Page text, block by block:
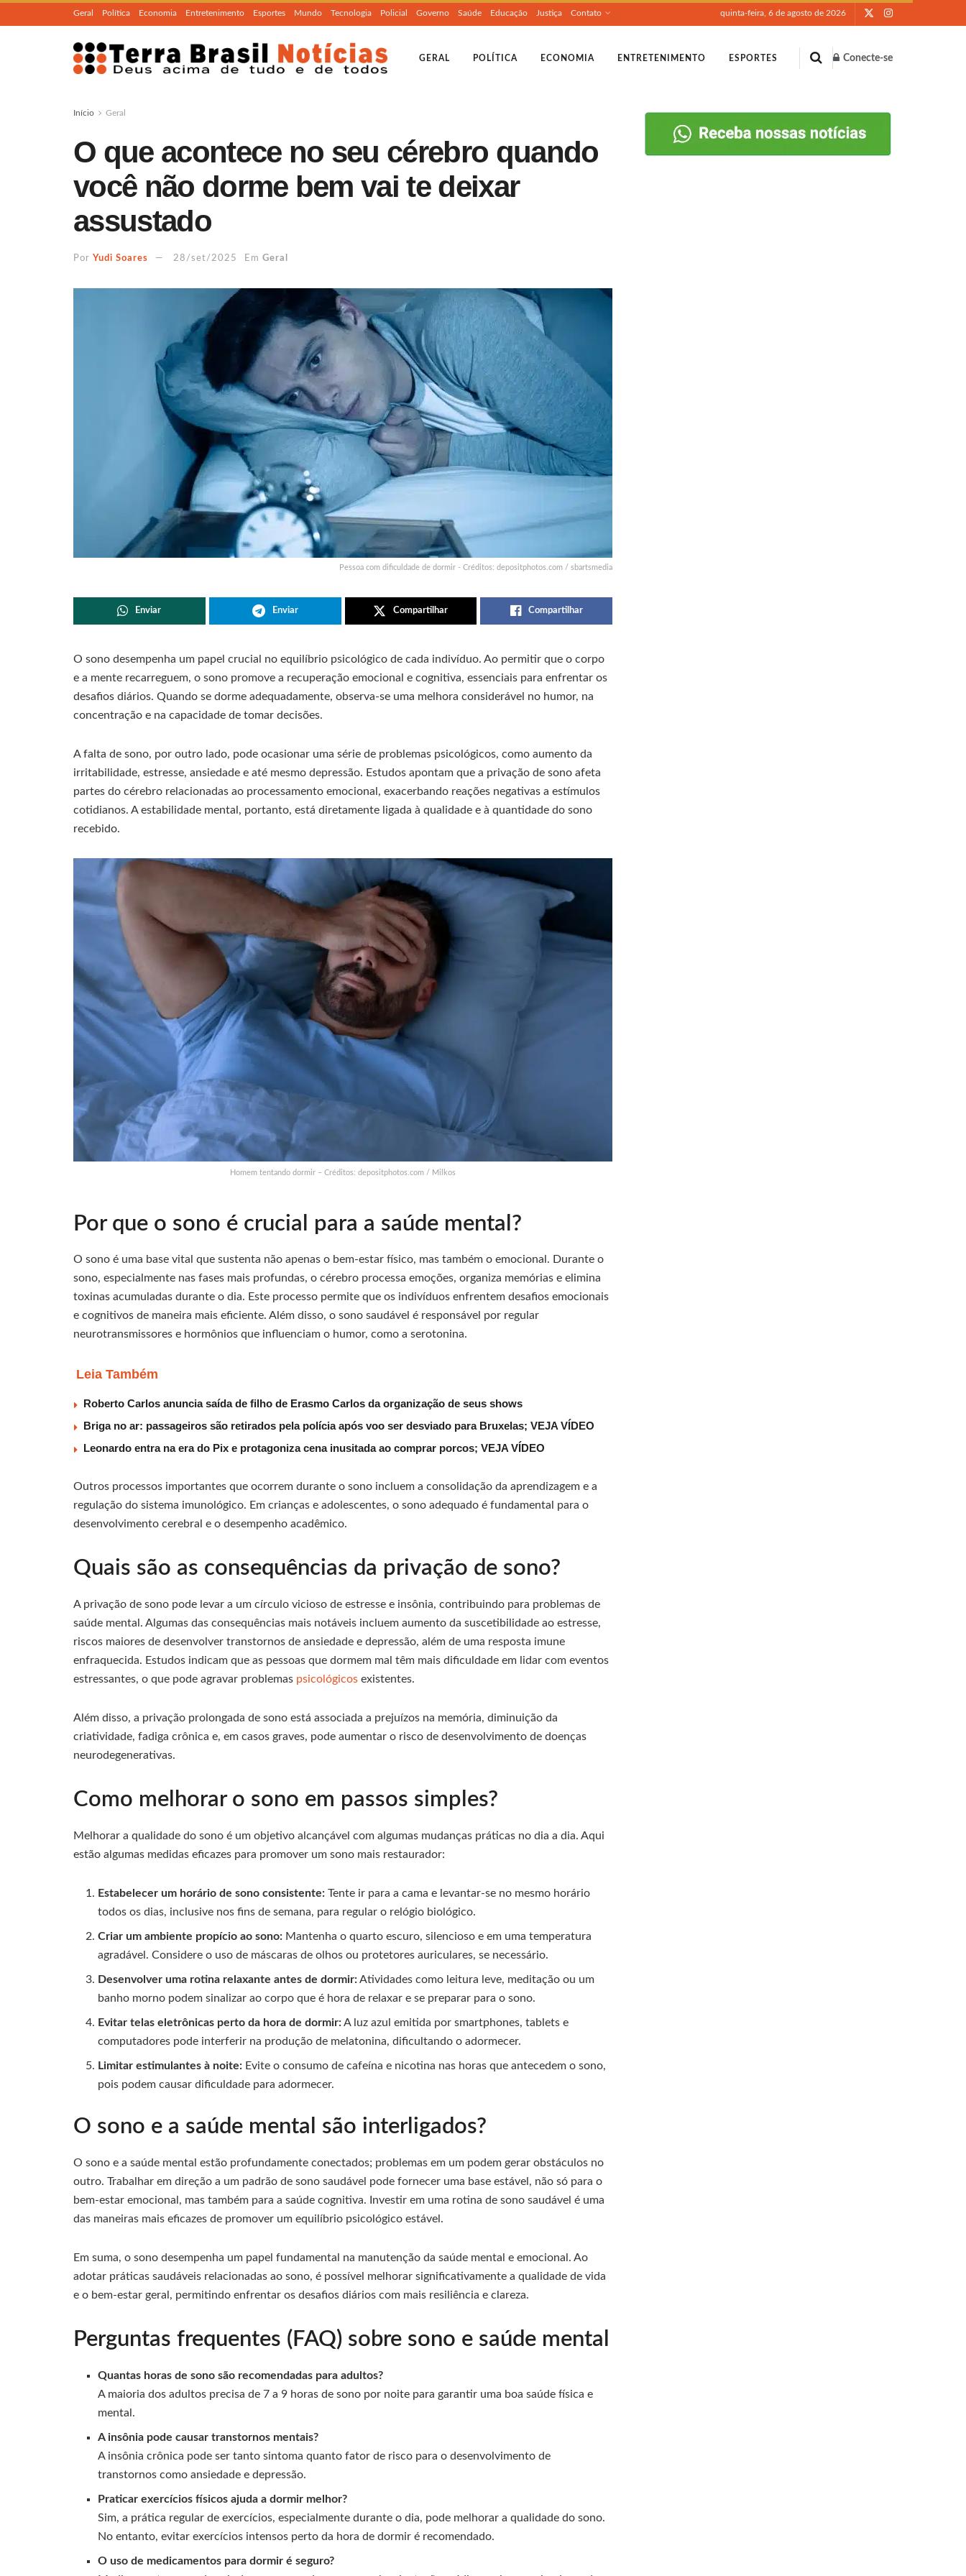
Geral Política Economia Entretenimento Esportes Mundo Tecnologia Policial Governo Saúde Educação Justiça Contato quinta-feira, 6 de agosto de 2026
GERAL POLÍTICA ECONOMIA ENTRETENIMENTO ESPORTES Conecte-se
Início Geral
O que acontece no seu cérebro quando
você não dorme bem vai te deixar
assustado
Por Yudi Soares 28/set/2025 Em Geral
Pessoa com dificuldade de dormir - Créditos: depositphotos.com / sbartsmedia
Enviar Enviar Compartilhar Compartilhar
O sono desempenha um papel crucial no equilíbrio psicológico de cada indivíduo. Ao permitir que o corpo
e a mente recarreguem, o sono promove a recuperação emocional e cognitiva, essenciais para enfrentar os
desafios diários. Quando se dorme adequadamente, observa-se uma melhora considerável no humor, na
concentração e na capacidade de tomar decisões.
A falta de sono, por outro lado, pode ocasionar uma série de problemas psicológicos, como aumento da
irritabilidade, estresse, ansiedade e até mesmo depressão. Estudos apontam que a privação de sono afeta
partes do cérebro relacionadas ao processamento emocional, exacerbando reações negativas a estímulos
cotidianos. A estabilidade mental, portanto, está diretamente ligada à qualidade e à quantidade do sono
recebido.
Homem tentando dormir – Créditos: depositphotos.com / Milkos
Por que o sono é crucial para a saúde mental?
O sono é uma base vital que sustenta não apenas o bem-estar físico, mas também o emocional. Durante o
sono, especialmente nas fases mais profundas, o cérebro processa emoções, organiza memórias e elimina
toxinas acumuladas durante o dia. Este processo permite que os indivíduos enfrentem desafios emocionais
e cognitivos de maneira mais eficiente. Além disso, o sono saudável é responsável por regular
neurotransmissores e hormônios que influenciam o humor, como a serotonina.
Leia Também
Roberto Carlos anuncia saída de filho de Erasmo Carlos da organização de seus shows
Briga no ar: passageiros são retirados pela polícia após voo ser desviado para Bruxelas; VEJA VÍDEO
Leonardo entra na era do Pix e protagoniza cena inusitada ao comprar porcos; VEJA VÍDEO
Outros processos importantes que ocorrem durante o sono incluem a consolidação da aprendizagem e a
regulação do sistema imunológico. Em crianças e adolescentes, o sono adequado é fundamental para o
desenvolvimento cerebral e o desempenho acadêmico.
Quais são as consequências da privação de sono?
A privação de sono pode levar a um círculo vicioso de estresse e insônia, contribuindo para problemas de
saúde mental. Algumas das consequências mais notáveis incluem aumento da suscetibilidade ao estresse,
riscos maiores de desenvolver transtornos de ansiedade e depressão, além de uma resposta imune
enfraquecida. Estudos indicam que as pessoas que dormem mal têm mais dificuldade em lidar com eventos
estressantes, o que pode agravar problemas psicológicos existentes.
Além disso, a privação prolongada de sono está associada a prejuízos na memória, diminuição da
criatividade, fadiga crônica e, em casos graves, pode aumentar o risco de desenvolvimento de doenças
neurodegenerativas.
Como melhorar o sono em passos simples?
Melhorar a qualidade do sono é um objetivo alcançável com algumas mudanças práticas no dia a dia. Aqui
estão algumas medidas eficazes para promover um sono mais restaurador:
Estabelecer um horário de sono consistente: Tente ir para a cama e levantar-se no mesmo horário
todos os dias, inclusive nos fins de semana, para regular o relógio biológico.
Criar um ambiente propício ao sono: Mantenha o quarto escuro, silencioso e em uma temperatura
agradável. Considere o uso de máscaras de olhos ou protetores auriculares, se necessário.
Desenvolver uma rotina relaxante antes de dormir:Atividades como leitura leve, meditação ou um
banho morno podem sinalizar ao corpo que é hora de relaxar e se preparar para o sono.
Evitar telas eletrônicas perto da hora de dormir:A luz azul emitida por smartphones, tablets e
computadores pode interferir na produção de melatonina, dificultando o adormecer.
Limitar estimulantes à noite: Evite o consumo de cafeína e nicotina nas horas que antecedem o sono,
pois podem causar dificuldade para adormecer.
O sono e a saúde mental são interligados?
O sono e a saúde mental estão profundamente conectados; problemas em um podem gerar obstáculos no
outro. Trabalhar em direção a um padrão de sono saudável pode fornecer uma base estável, não só para o
bem-estar emocional, mas também para a saúde cognitiva. Investir em uma rotina de sono saudável é uma
das maneiras mais eficazes de promover um equilíbrio psicológico estável.
Em suma, o sono desempenha um papel fundamental na manutenção da saúde mental e emocional. Ao
adotar práticas saudáveis relacionadas ao sono, é possível melhorar significativamente a qualidade de vida
e o bem-estar geral, permitindo enfrentar os desafios diários com mais resiliência e clareza.
Perguntas frequentes (FAQ) sobre sono e saúde mental
Quantas horas de sono são recomendadas para adultos?
A maioria dos adultos precisa de 7 a 9 horas de sono por noite para garantir uma boa saúde física e
mental.
A insônia pode causar transtornos mentais?
A insônia crônica pode ser tanto sintoma quanto fator de risco para o desenvolvimento de
transtornos como ansiedade e depressão.
Praticar exercícios físicos ajuda a dormir melhor?
Sim, a prática regular de exercícios, especialmente durante o dia, pode melhorar a qualidade do sono.
No entanto, evitar exercícios intensos perto da hora de dormir é recomendado.
O uso de medicamentos para dormir é seguro?